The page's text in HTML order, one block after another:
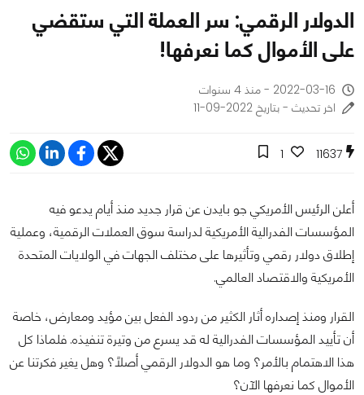
الدولار الرقمي: سر العملة التي ستقضي
على الأموال كما نعرفها!
2022-03-16 - منذ 4 سنوات
اخر تحديث - بتاريخ 2022-09-11
11637
1
أعلن الرئيس الأمريكي جو بايدن عن قرار جديد منذ أيام يدعو فيه
المؤسسات الفدرالية الأمريكية لدراسة سوق العملات الرقمية، وعملية
إطلاق دولار رقمي وتأثيرها على مختلف الجهات في الولايات المتحدة
الأمريكية والاقتصاد العالمي.
القرار ومنذ إصداره أثار الكثير من ردود الفعل بين مؤيد ومعارض، خاصة
أن تأييد المؤسسات الفدرالية له قد يسرع من وتيرة تنفيذه. فلماذا كل
هذا الاهتمام بالأمر؟ وما هو الدولار الرقمي أصلًا؟ وهل يغير فكرتنا عن
الأموال كما نعرفها الآن؟